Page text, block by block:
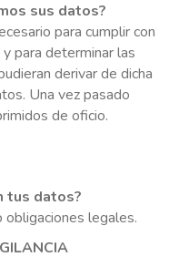
sus datos?
para cumplir con
para determinar las
derivar de dicha
Una vez pasado
de oficio.
tus datos?
legales.